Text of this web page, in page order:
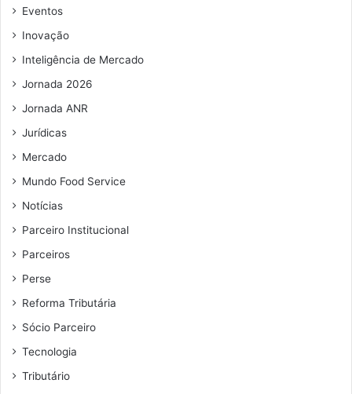
e
a
i
Eventos
Inovação
Inteligência de Mercado
Jornada 2026
Jornada ANR
Jurídicas
Mercado
Mundo Food Service
Notícias
Parceiro Institucional
Parceiros
Perse
Reforma Tributária
Sócio Parceiro
Tecnologia
Tributário